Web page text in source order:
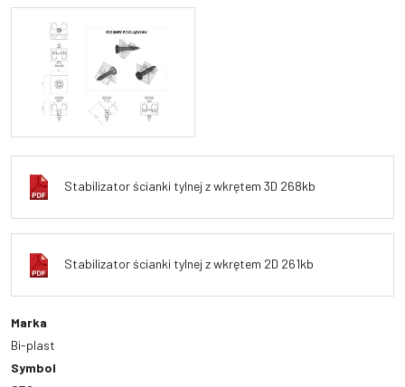
Stabilizator ścianki tylnej z wkrętem 3D 268kb
Stabilizator ścianki tylnej z wkrętem 2D 261kb
Marka
Bi-plast
Symbol